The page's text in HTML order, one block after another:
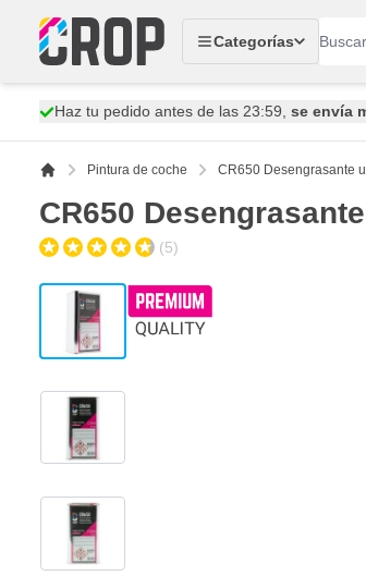
Categorías
Haz tu pedido antes de las 23:59, se envía
Pintura de coche CR650 Desengrasante
CR650
(5)
View larger image
View larger image
View larger image